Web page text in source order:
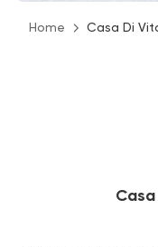
Home Casa Di